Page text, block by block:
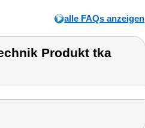
alle FAQs anzeigen
Produkt tka